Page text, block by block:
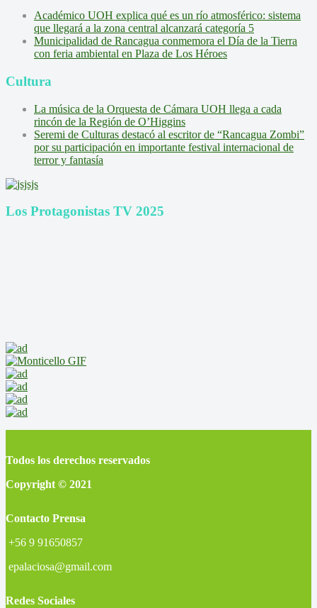
Académico UOH explica qué es un río atmosférico: sistema
que llegará a la zona central alcanzará categoría 5
Municipalidad de Rancagua conmemora el Día de la Tierra
con feria ambiental en Plaza de Los Héroes
Cultura
La música de la Orquesta de Cámara UOH llega a cada
rincón de la Región de O’Higgins
Seremi de Culturas destacó al escritor de “Rancagua Zombi”
por su participación en importante festival internacional de
terror y fantasía
Los Protagonistas TV 2025
Todos los derechos reservados
Copyright © 2021
Contacto Prensa
+56 9 91650857
epalaciosa@gmail.com
Redes Sociales